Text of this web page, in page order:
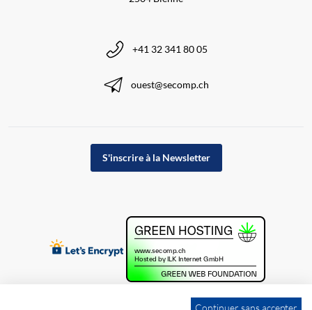
+41 32 341 80 05
ouest@secomp.ch
S'inscrire à la Newsletter
Continuer sans accepter